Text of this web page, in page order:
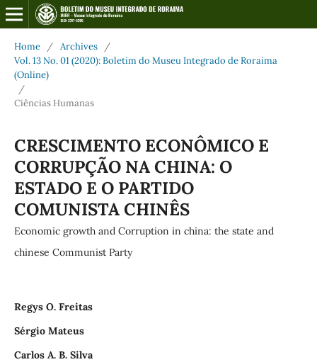
Home / Archives
/
Vol. 13 No. 01 (2020): Boletim do Museu Integrado de Roraima
(Online)
/
Ciências Humanas
CRESCIMENTO ECONÔMICO E
CORRUPÇÃO NA CHINA: O
ESTADO E O PARTIDO
COMUNISTA CHINÊS
Economic growth and Corruption in china: the state and
chinese Communist Party
Regys O. Freitas
Sérgio Mateus
Carlos A. B. Silva